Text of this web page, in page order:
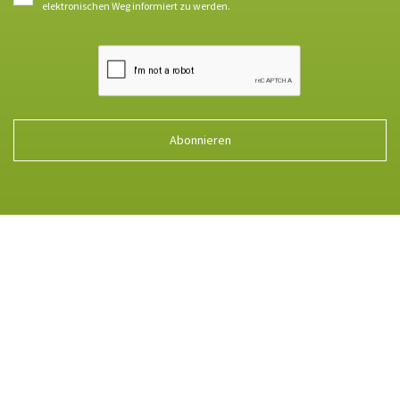
elektronischen Weg informiert zu werden.
Abonnieren